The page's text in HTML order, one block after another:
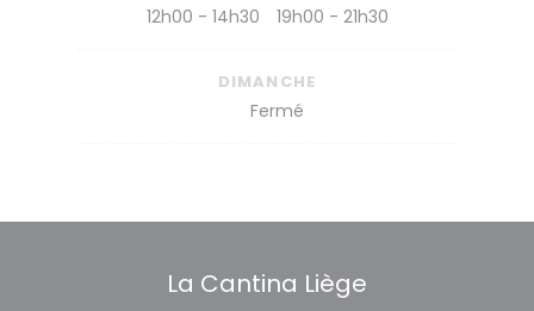
12h00 - 14h30 19h00 - 21h30
DIMANCHE
Fermé
La Cantina Liège